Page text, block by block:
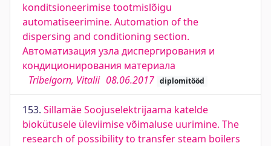
konditsioneerimise tootmislõigu
automatiseerimine. Automation of the
dispersing and conditioning section.
Автоматизация узла диспергирования и
кондиционирования материала
Tribelgorn, Vitalii 08.06.2017 diplomitööd
153. Sillamäe Soojuselektrijaama katelde
biokütusele üleviimise võimaluse uurimine. The
research of possibility to transfer steam boilers